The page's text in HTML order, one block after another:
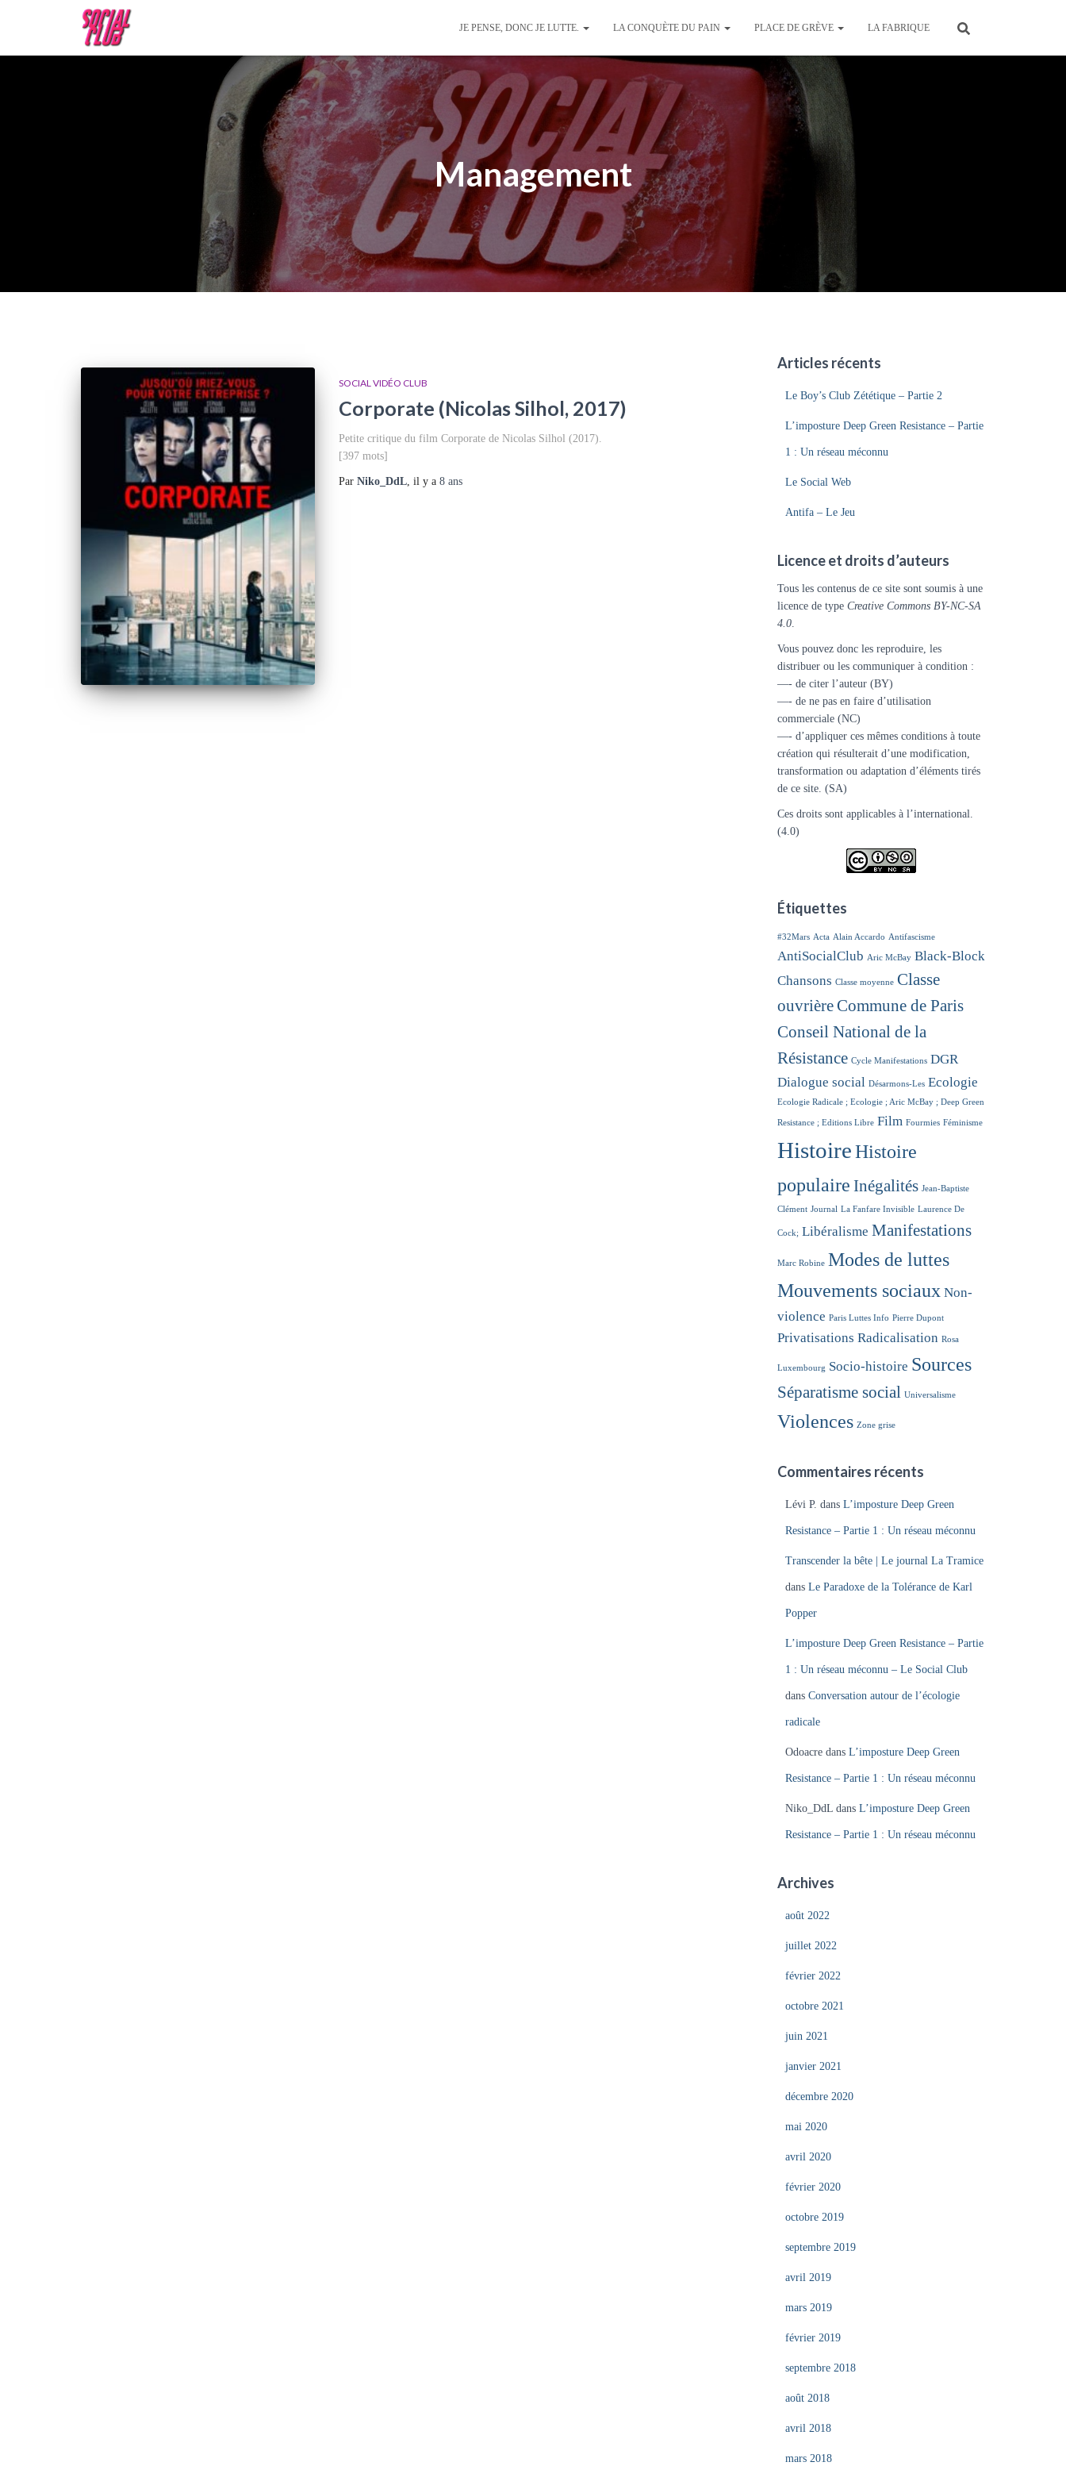
JE PENSE, DONC JE LUTTE. LA CONQUÈTE DU PAIN PLACE DE GRÈVE LA FABRIQUE
Management
SOCIAL VIDÉO CLUB
Corporate (Nicolas Silhol, 2017)
Petite critique du film Corporate de Nicolas Silhol (2017).
[397 mots]
Par Niko_DdL, il y a 8 ans
Articles récents
Le Boy’s Club Zététique – Partie 2
L’imposture Deep Green Resistance – Partie
1 : Un réseau méconnu
Le Social Web
Antifa – Le Jeu
Licence et droits d’auteurs
Tous les contenus de ce site sont soumis à une
licence de type Creative Commons BY-NC-SA
4.0.
Vous pouvez donc les reproduire, les
distribuer ou les communiquer à condition :
—- de citer l’auteur (BY)
—- de ne pas en faire d’utilisation
commerciale (NC)
—- d’appliquer ces mêmes conditions à toute
création qui résulterait d’une modification,
transformation ou adaptation d’éléments tirés
de ce site. (SA)
Ces droits sont applicables à l’international.
(4.0)
Étiquettes
#32Mars Acta Alain Accardo Antifascisme
AntiSocialClub Aric McBay Black-Block
Chansons Classe moyenne Classe
ouvrièreCommune de Paris
Conseil National de la
Résistance Cycle Manifestations DGR
Dialogue social Désarmons-Les Ecologie
Ecologie Radicale ; Ecologie ; Aric McBay ; Deep Green
Resistance ; Editions Libre Film Fourmies Féminisme
HistoireHistoire
populaire Inégalités Jean-Baptiste
Clément Journal La Fanfare Invisible Laurence De
Cock; Libéralisme Manifestations
Marc Robine Modes de luttes
Mouvements sociaux Non-
violence Paris Luttes Info Pierre Dupont
Privatisations Radicalisation Rosa
Luxembourg Socio-histoire Sources
Séparatisme social Universalisme
Violences Zone grise
Commentaires récents
Lévi P. dans L’imposture Deep Green
Resistance – Partie 1 : Un réseau méconnu
Transcender la bête | Le journal La Tramice
dans Le Paradoxe de la Tolérance de Karl
Popper
L’imposture Deep Green Resistance – Partie
1 : Un réseau méconnu – Le Social Club
dans Conversation autour de l’écologie
radicale
Odoacredans L’imposture Deep Green
Resistance – Partie 1 : Un réseau méconnu
Niko_DdLdans L’imposture Deep Green
Resistance – Partie 1 : Un réseau méconnu
Archives
août 2022
juillet 2022
février 2022
octobre 2021
juin 2021
janvier 2021
décembre 2020
mai 2020
avril 2020
février 2020
octobre 2019
septembre 2019
avril 2019
mars 2019
février 2019
septembre 2018
août 2018
avril 2018
mars 2018